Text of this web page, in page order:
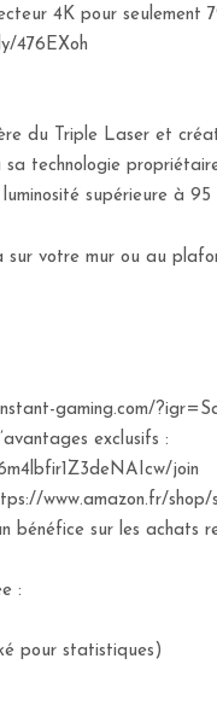
4K pour
476EXoh
du Triple Laser et
technologie
supérieure à
sur votre mur ou au
gaming.com/
exclusifs :
join
www.amazon.fr/shop/
sur les achats
:
pour statistiques)